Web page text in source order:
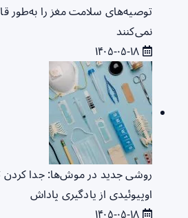
توصیه‌های سلامت مغز را به‌طور
نمی‌کنند
روشی جدید در موش‌ها: جدا کردن
اوپیوئیدی از یادگیری پاداش